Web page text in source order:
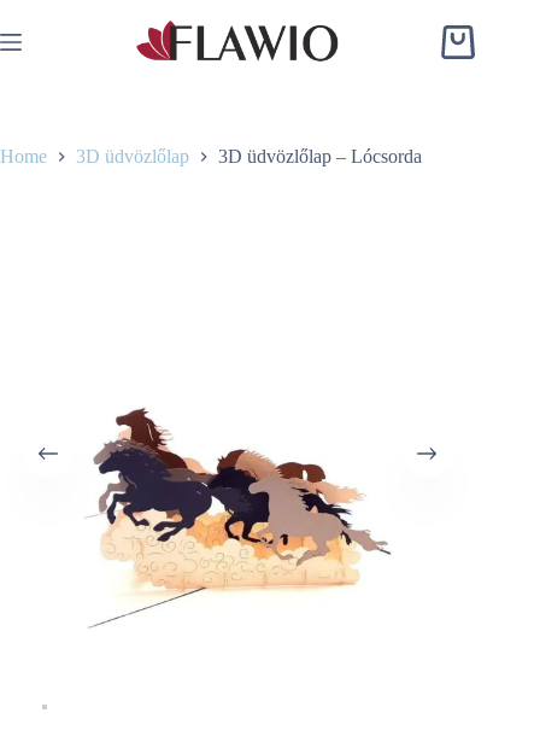
to
content
Shopping
cart
Home 3D üdvözlőlap 3D üdvözlőlap – Lócsorda